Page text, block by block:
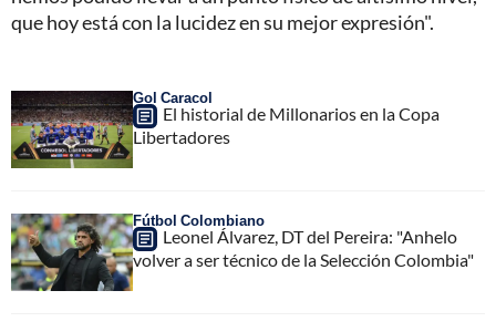
que hoy está con la lucidez en su mejor expresión".
Gol Caracol
El historial de Millonarios en la Copa
Libertadores
Fútbol Colombiano
Leonel Álvarez, DT del Pereira: "Anhelo
volver a ser técnico de la Selección Colombia"